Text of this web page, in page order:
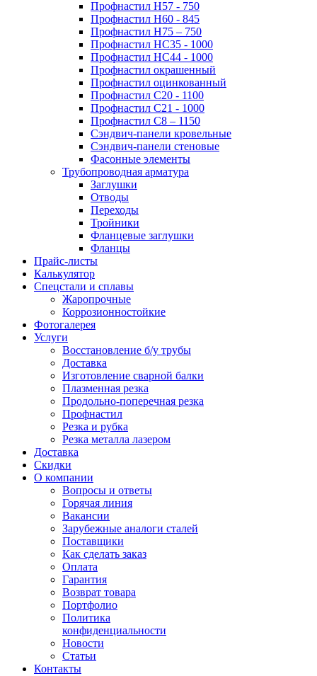
Профнастил Н57 - 750
Профнастил Н60 - 845
Профнастил Н75 – 750
Профнастил НС35 - 1000
Профнастил НС44 - 1000
Профнастил окрашенный
Профнастил оцинкованный
Профнастил С20 - 1100
Профнастил С21 - 1000
Профнастил С8 – 1150
Сэндвич-панели кровельные
Сэндвич-панели стеновые
Фасонные элементы
Трубопроводная арматура
Заглушки
Отводы
Переходы
Тройники
Фланцевые заглушки
Фланцы
Прайс-листы
Калькулятор
Спецстали и сплавы
Жаропрочные
Коррозионностойкие
Фотогалерея
Услуги
Восстановление б/у трубы
Доставка
Изготовление сварной балки
Плазменная резка
Продольно-поперечная резка
Профнастил
Резка и рубка
Резка металла лазером
Доставка
Скидки
О компании
Вопросы и ответы
Горячая линия
Вакансии
Зарубежные аналоги сталей
Поставщики
Как сделать заказ
Оплата
Гарантия
Возврат товара
Портфолио
Политика
конфиденциальности
Новости
Статьи
Контакты